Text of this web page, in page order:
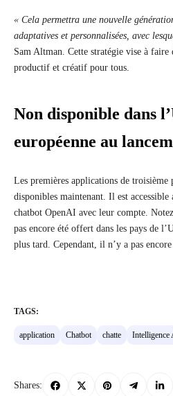
« Cela permettra une nouvelle
adaptatives et personnalisées, avec
Sam Altman. Cette stratégie vise à
productif et créatif pour tous.
Non disponible dans
européenne au
Les premières applications de troisième
disponibles maintenant. Il est accessible
chatbot OpenAI avec leur compte.
pas encore été offert dans les pays de
plus tard. Cependant, il n’y a pas
TAGS:
application Chatbot chatte Intelligence
Shares: